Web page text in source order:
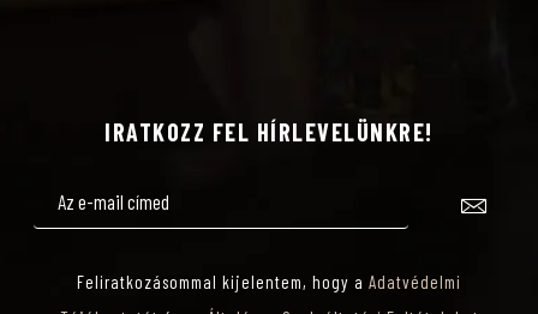
IRATKOZZ FEL HÍRLEVELÜNKRE!
Feliratkozásommal kijelentem, hogy a Adatvédelmi